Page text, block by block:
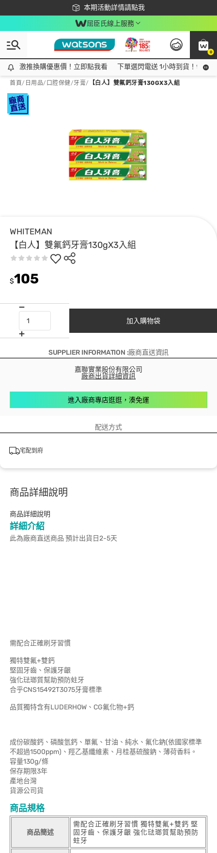
本期活動詳情請點我
下載app最高回饋$350
屈臣氏線上服務
0
激推換購優惠價！立即點我看
激推換購優惠價！立即點我看 下單選閃電送 1小時到貨！領神
首頁/ 日用品/ 口腔保健/牙膏/ 【白人】雙氟鈣牙膏130GX3入組
WHITEMAN
【白人】雙氟鈣牙膏130gX3入組
$105
加入購物袋
SUPPLIER INFORMATION :廠商直送資訊
嘉聯實業股份有限公司
廠商出貨詳細資訊
進入廠商專店逛逛，湊免運
配送方式
宅配到府
商品詳細說明
商品詳細說明
詳細介紹
此為廠商直送商品 預計出貨日2-5天
需配合正確刷牙習慣
獨特雙氟+雙鈣
堅固牙齒、保護牙齦
強化琺瑯質幫助預防蛀牙
合乎CNS15492T3075牙膏標準
品質獨特含有LUDERHOW、CG氟化物+鈣
成份碳酸鈣、磷酸氫鈣、單氟、甘油、純水、氟化鈉(依國家標準
不超過1500ppm)、羥乙基纖維素、月桂基硫酸鈉、薄荷香料。
容量130g/條
保存期限3年
產地台灣
貨源公司貨
商品規格
商品簡述
需配合正確刷牙習慣 獨特雙氟+雙鈣 堅
固牙齒、保護牙齦 強化琺瑯質幫助預防
蛀牙